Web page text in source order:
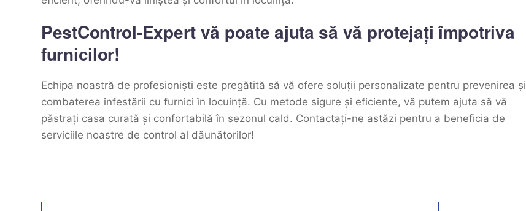
PestControl-Expert vă poate ajuta să vă protejați împotriva
furnicilor!
Echipa noastră de profesioniști este pregătită să vă ofere soluții personalizate pentru prevenirea și
combaterea infestării cu furnici în locuință. Cu metode sigure și eficiente, vă putem ajuta să vă
păstrați casa curată și confortabilă în sezonul cald. Contactați-ne astăzi pentru a beneficia de
serviciile noastre de control al dăunătorilor!